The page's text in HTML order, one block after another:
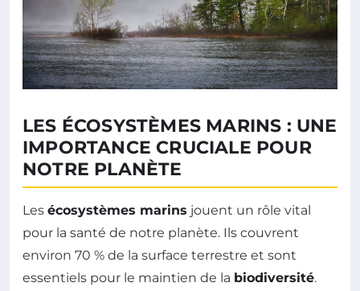
LES ÉCOSYSTÈMES MARINS : UNE
IMPORTANCE CRUCIALE POUR
NOTRE PLANÈTE
Les écosystèmes marins jouent un rôle vital
pour la santé de notre planète. Ils couvrent
environ 70 % de la surface terrestre et sont
essentiels pour le maintien de la biodiversité.